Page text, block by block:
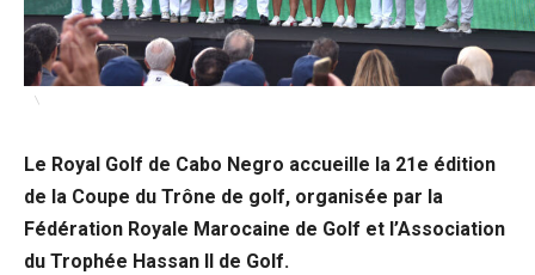
Le Royal Golf de Cabo Negro accueille la 21e édition
de la Coupe du Trône de golf, organisée par la
Fédération Royale Marocaine de Golf et l’Association
du Trophée Hassan II de Golf.